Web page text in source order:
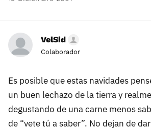
VelSid
Colaborador
Es posible que estas navidades
un buen lechazo de la tierra y
degustando de una carne menos
de “vete tú a saber”. No dejan de